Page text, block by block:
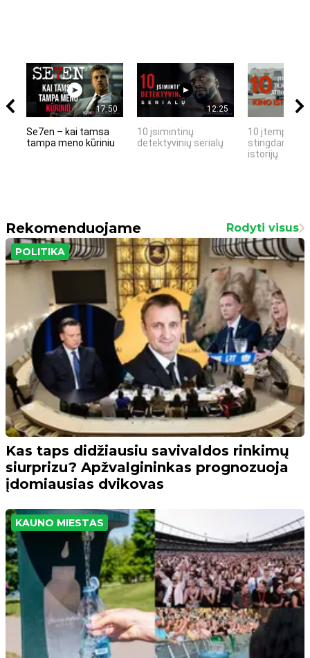
17:50
Se7en – kai tamsa
tampa meno kūriniu
12:25
10 įsimintinų
detektyvinių serialų
10 įtemptų,
stingdančių
istorijų
Rekomenduojame Rodyti visus
POLITIKA
Kas taps didžiausiu savivaldos rinkimų
siurprizu? Apžvalgininkas prognozuoja
įdomiausias dvikovas
KAUNO MIESTAS